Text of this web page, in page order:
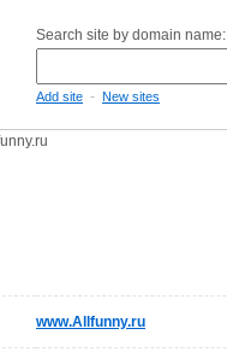
Search site by domain name:
Add site - New sites
www.Allfunny.ru